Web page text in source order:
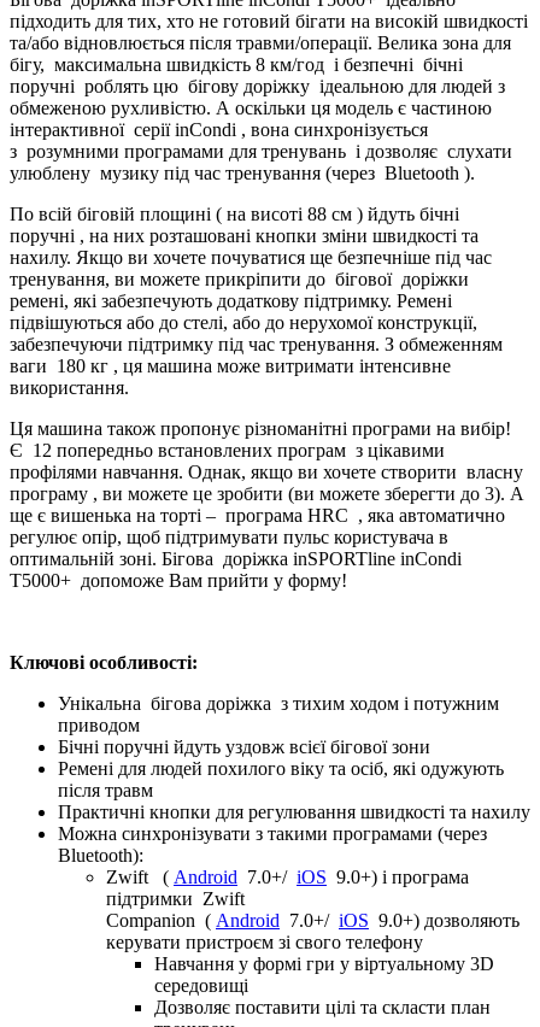
підходить для тих, хто не готовий бігати на високій швидкості
та/або відновлюється після травми/операції. Велика зона для
бігу, максимальна швидкість 8 км/год і безпечні бічні
поручні роблять цю бігову доріжку ідеальною для людей з
обмеженою рухливістю. А оскільки ця модель є частиною
інтерактивної серії inCondi , вона синхронізується
з розумними програмами для тренувань і дозволяє слухати
улюблену музику під час тренування (через Bluetooth ).
По всій біговій площині ( на висоті 88 см ) йдуть бічні
поручні , на них розташовані кнопки зміни швидкості та
нахилу. Якщо ви хочете почуватися ще безпечніше під час
тренування, ви можете прикріпити до бігової доріжки
ремені, які забезпечують додаткову підтримку. Ремені
підвішуються або до стелі, або до нерухомої конструкції,
забезпечуючи підтримку під час тренування. З обмеженням
ваги 180 кг , ця машина може витримати інтенсивне
використання.
Ця машина також пропонує різноманітні програми на вибір!
Є 12 попередньо встановлених програм з цікавими
профілями навчання. Однак, якщо ви хочете створити власну
програму , ви можете це зробити (ви можете зберегти до 3). А
ще є вишенька на торті – програма HRC , яка автоматично
регулює опір, щоб підтримувати пульс користувача в
оптимальній зоні. Бігова доріжка inSPORTline inCondi
T5000+ допоможе Вам прийти у форму!
Ключові особливості:
Унікальна бігова доріжка з тихим ходом і потужним
приводом
Бічні поручні йдуть уздовж всієї бігової зони
Ремені для людей похилого віку та осіб, які одужують
після травм
Практичні кнопки для регулювання швидкості та нахилу
Можна синхронізувати з такими програмами (через
Bluetooth):
Zwift ( Android 7.0+/ iOS 9.0+) і програма
підтримки Zwift
Companion ( Android 7.0+/ iOS 9.0+) дозволяють
керувати пристроєм зі свого телефону
Навчання у формі гри у віртуальному 3D
середовищі
Дозволяє поставити цілі та скласти план